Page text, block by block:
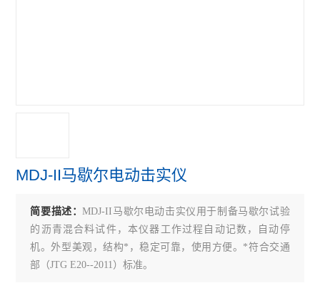
乳化沥青稀浆封层试验仪
沥青溢流水箱
沥青混合料路面构造深度仪
MDJ-II马歇尔电动击实仪
简要描述：MDJ-II马歇尔电动击实仪用于制备马歇尔试验
的沥青混合料试件，本仪器工作过程自动记数，自动停
机。外型美观，结构*，稳定可靠，使用方便。*符合交通
部（JTG E20--2011）标准。